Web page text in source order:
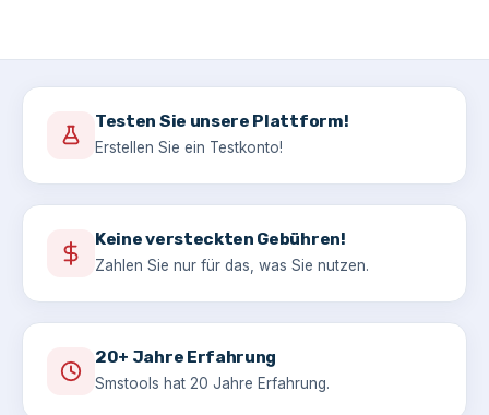
Testen Sie unsere Plattform!
Erstellen Sie ein Testkonto!
Keine versteckten Gebühren!
Zahlen Sie nur für das, was Sie nutzen.
20+ Jahre Erfahrung
Smstools hat 20 Jahre Erfahrung.